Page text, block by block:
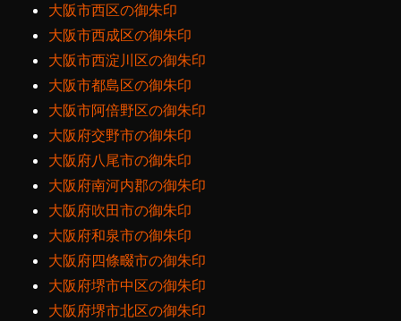
大阪市西区の御朱印
大阪市西成区の御朱印
大阪市西淀川区の御朱印
大阪市都島区の御朱印
大阪市阿倍野区の御朱印
大阪府交野市の御朱印
大阪府八尾市の御朱印
大阪府南河内郡の御朱印
大阪府吹田市の御朱印
大阪府和泉市の御朱印
大阪府四條畷市の御朱印
大阪府堺市中区の御朱印
大阪府堺市北区の御朱印